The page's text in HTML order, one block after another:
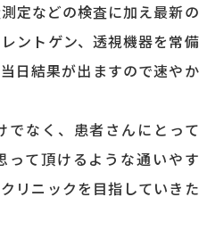
定などの検査に加え最新の
ントゲン、透視機器を常備
日結果が出ますので速やか
でなく、患者さんにとって
って頂けるような通いやす
リニックを目指していきた